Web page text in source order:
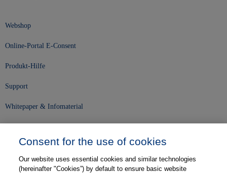
Webshop
Online-Portal E-Consent
Produkt-Hilfe
Support
Whitepaper & Infomaterial
Karriere
Consent for the use of cookies
Our website uses essential cookies and similar technologies
(hereinafter "Cookies”) by default to ensure basic website